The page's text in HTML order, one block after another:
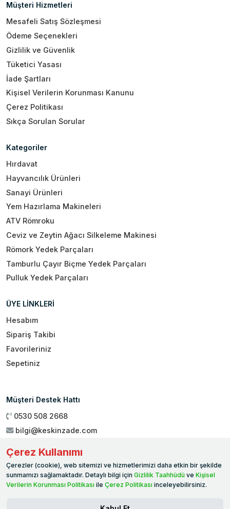
Müşteri Hizmetleri
Mesafeli Satış Sözleşmesi
Ödeme Seçenekleri
Gizlilik ve Güvenlik
Tüketici Yasası
İade Şartları
Kişisel Verilerin Korunması Kanunu
Çerez Politikası
Sıkça Sorulan Sorular
Kategoriler
Hırdavat
Hayvancılık Ürünleri
Sanayi Ürünleri
Yem Hazırlama Makineleri
ATV Römroku
Ceviz ve Zeytin Ağacı Silkeleme Makinesi
Römork Yedek Parçaları
Tamburlu Çayır Biçme Yedek Parçaları
Pulluk Yedek Parçaları
ÜYE LİNKLERİ
Hesabım
Sipariş Takibi
Favorileriniz
Sepetiniz
Müşteri Destek Hattı
0530 508 2668
bilgi@keskinzade.com
Genel Merkez: Yükseliş Mah. 1461. Sokak No:2/1 19 Mayıs
Ballıca / SAMSUN
Çerez Kullanımı
Çerezler (cookie), web sitemizi ve hizmetlerimizi daha etkin bir şekilde
sunmamızı sağlamaktadır. Detaylı bilgi için Gizlilik Taahhüdü ve Kişisel
Verilerin Korunması Politikası ile Çerez Politikası inceleyebilirsiniz.